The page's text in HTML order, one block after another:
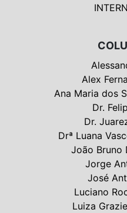
Alex
Ana Maria dos
Dr.
Dr.
Drª Luana
João Bruno
Jorge
José
Luciano
Luiza